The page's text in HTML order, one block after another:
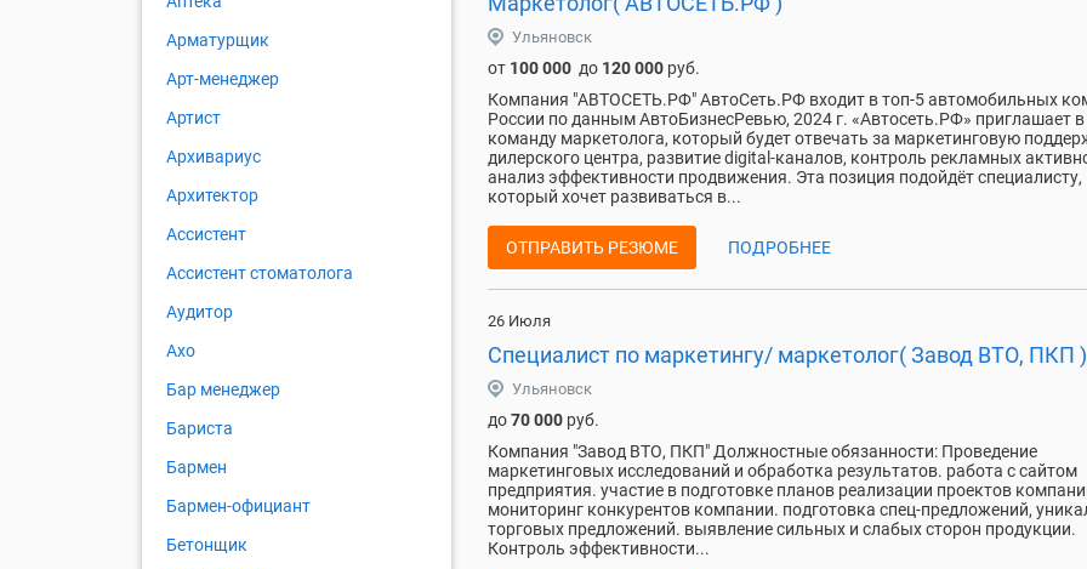
Ульяновск
от 100 000 до 120 000 руб.
Компания "АВТОСЕТЬ.РФ" АвтоСеть.РФ входит в топ-5 автомобильных
России по данным АвтоБизнесРевью, 2024 г. «Автосеть.РФ» приглашает в
команду маркетолога, который будет отвечать за маркетинговую
дилерского центра, развитие digital-каналов, контроль рекламных
анализ эффективности продвижения. Эта позиция подойдёт специалисту,
который хочет развиваться в...
ОТПРАВИТЬ РЕЗЮМЕ ПОДРОБНЕЕ
26 Июля
Специалист по маркетингу/ маркетолог( Завод ВТО, ПКП )
Ульяновск
до70 000 руб.
Компания "Завод ВТО, ПКП" Должностные обязанности: Проведение
маркетинговых исследований и обработка результатов. работа с сайтом
предприятия. участие в подготовке планов реализации проектов
мониторинг конкурентов компании. подготовка спец-предложений,
торговых предложений. выявление сильных и слабых сторон продукции.
Контроль эффективности...
Арматурщик
Арт-менеджер
Артист
Архивариус
Архитектор
Ассистент
Ассистент стоматолога
Аудитор
Ахо
Бар менеджер
Бариста
Бармен
Бармен-официант
Бетонщик